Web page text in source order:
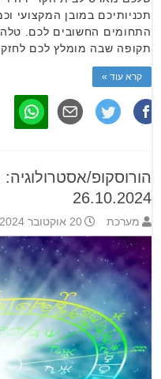
תכניותיכם במובן המקצועי
תקופה שבה מומלץ לכם
קרא עוד »
26.10.2024
מערכת 20 אוקטובר 2024 11:41